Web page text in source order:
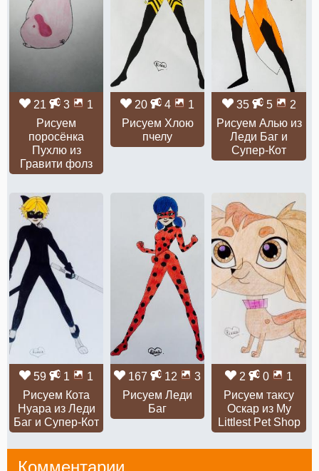
21 3
1
Рисуем
поросёнка
Пухлю из
Гравити фолз
20 4
1
Рисуем Хлою
пчелу
35 5
2
Рисуем Алью из
Леди Баг и
Супер-Кот
59 1
1
Рисуем Кота
Нуара из Леди
Баг и Супер-Кот
167 12
3
Рисуем Леди
Баг
2 0
1
Рисуем таксу
Оскар из My
Littlest Pet Shop